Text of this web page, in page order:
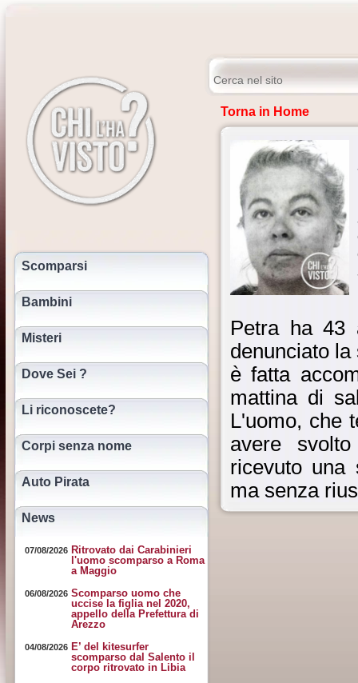
Scomparsi
Bambini
Misteri
Dove Sei ?
Li riconoscete?
Corpi senza nome
Auto Pirata
News
07/08/2026 Ritrovato dai Carabinieri
l'uomo scomparso a Roma
a Maggio
06/08/2026 Scomparso uomo che
uccise la figlia nel 2020,
appello della Prefettura di
Arezzo
04/08/2026 E’ del kitesurfer
scomparso dal Salento il
corpo ritrovato in Libia
Torna in Home
Petra ha 43
denunciato
è fatta
mattina di
L'uomo, che
avere
ricevuto una
ma senza